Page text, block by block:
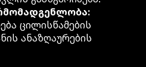
ცილისწამების
ანაზღაურების